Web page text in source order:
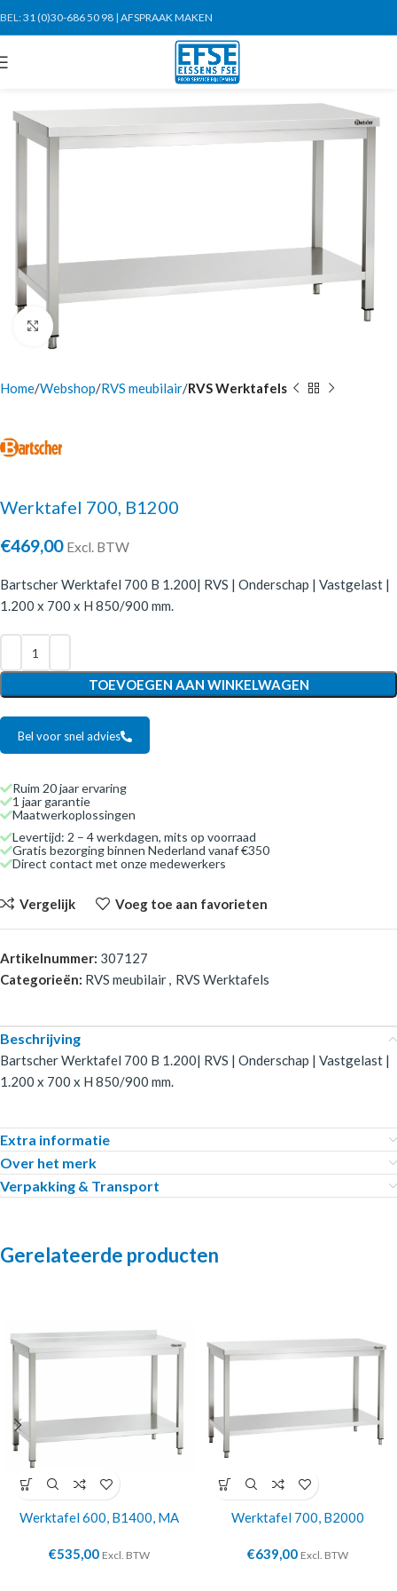
BEL:31 (0)30-686 50 98 | AFSPRAAK MAKEN
Click to enlarge
Home Webshop RVS meubilair RVS Werktafels
Werktafel 700, B1200
€469,00 Excl. BTW
Bartscher Werktafel 700 B 1.200| RVS | Onderschap | Vastgelast |
1.200 x 700 x H 850/900 mm.
TOEVOEGEN AAN WINKELWAGEN
Bel voor snel advies
Ruim 20 jaar ervaring
1 jaar garantie
Maatwerkoplossingen
Levertijd: 2 – 4 werkdagen, mits op voorraad
Gratis bezorging binnen Nederland vanaf €350
Direct contact met onze medewerkers
Vergelijk Voeg toe aan favorieten
Artikelnummer: 307127
Categorieën: RVS meubilair, RVS Werktafels
Beschrijving
Bartscher Werktafel 700 B 1.200| RVS | Onderschap | Vastgelast |
1.200 x 700 x H 850/900 mm.
Extra informatie
Over het merk
Verpakking & Transport
Gerelateerde producten
Werktafel 600, B1400, MA
€535,00 Excl. BTW
Werktafel 700, B2000
€639,00 Excl. BTW